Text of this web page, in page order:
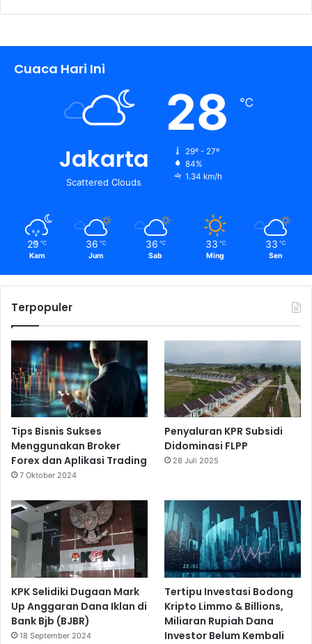
Cuaca Hari Ini
Jakarta
Scattered Clouds
28 ℃
29º - 27º
84%
1.34 km/h
29 ℃
Kam
36 ℃
Jum
36 ℃
Sab
33 ℃
Ming
33 ℃
Sen
Terpopuler
Tips Bisnis Sukses
Menggunakan Broker
Forex dan Aplikasi Trading
7 Oktober 2024
Penyaluran KPR Subsidi
Didominasi FLPP
28 Juli 2025
KPK Selidiki Dugaan Mark
Up Anggaran Dana Iklan di
Bank Bjb (BJBR)
18 September 2024
Tertipu Investasi Bodong
Kripto Limmo & Billions,
Miliaran Rupiah Dana
Investor Belum Kembali